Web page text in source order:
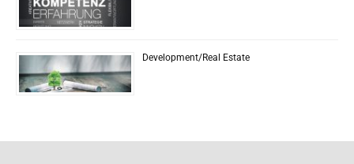
Development/Real Estate